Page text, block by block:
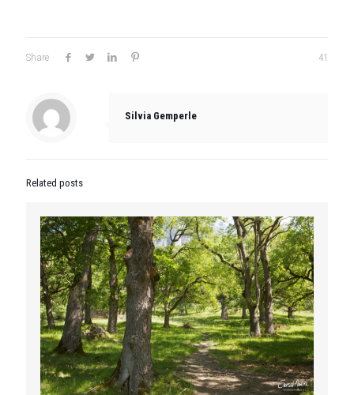
Share 41
Silvia Gemperle
Related posts